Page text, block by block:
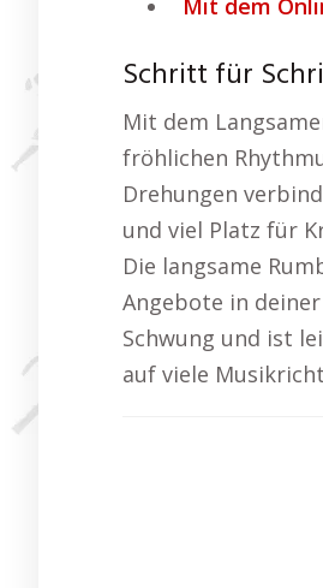
Mit dem
Schritt für
Mit dem
fröhlichen
Drehungen
und viel Platz für
Die langsame
Angebote in
Schwung und ist
auf viele